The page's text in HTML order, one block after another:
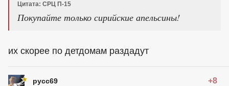
Цитата: СРЦ П-15
Покупайте только сирийские апельсины!
их скорее по детдомам раздадут
русс69 +8